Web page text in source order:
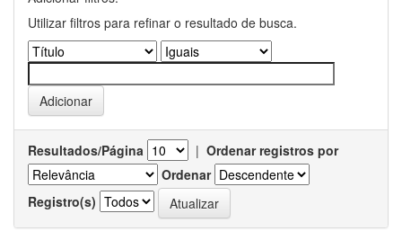
Utilizar filtros para refinar o resultado de busca.
Resultados/Página | Ordenar registros por
Ordenar
Registro(s)